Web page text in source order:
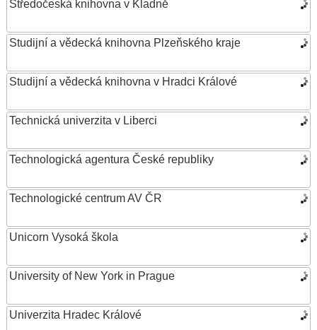
Středočeská knihovna v Kladně
Studijní a vědecká knihovna Plzeňského kraje
Studijní a vědecká knihovna v Hradci Králové
Technická univerzita v Liberci
Technologická agentura České republiky
Technologické centrum AV ČR
Unicorn Vysoká škola
University of New York in Prague
Univerzita Hradec Králové